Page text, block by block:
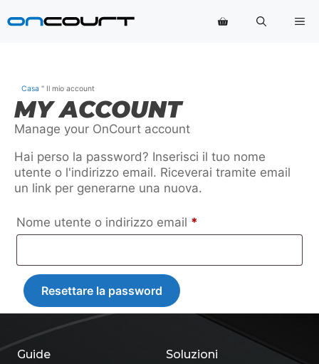
al
Casa " Il mio account
MY ACCOUNT
Manage your OnCourt account
Hai perso la password? Inserisci il tuo nome
utente o l'indirizzo email. Riceverai tramite email
un link per generarne una nuova.
Nome utente o indirizzo email *
Resettare la password
Soluzioni
Guide